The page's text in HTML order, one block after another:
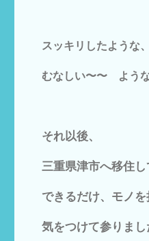
スッキリしたような
むなしい〜〜 よう
それ以後、
三重県津市へ移住し
できるだけ、モノを
気をつけて参りまし